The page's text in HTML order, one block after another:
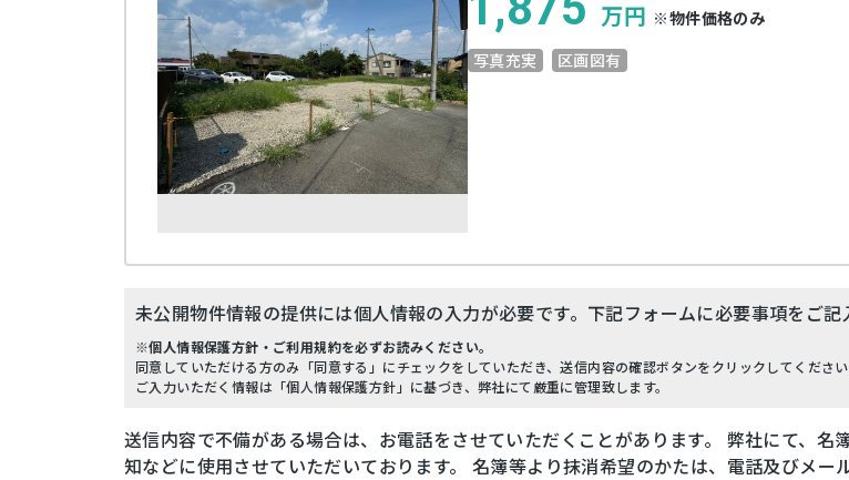
万円 ※物件価格のみ
写真充実
区画図有
未公開物件情報の提供には個人情報の入力が必要です。下記フォームに必要事項をご記
※個人情報保護方針・ご利用規約を必ずお読みください。
同意していただける方のみ「同意する」にチェックをしていただき、送信内容の確認ボタンをクリックしてください
ご入力いただく情報は「個人情報保護方針」に基づき、弊社にて厳重に管理致します。
送信内容で不備がある場合は、お電話をさせていただくことがあります。 弊社にて、
知などに使用させていただいております。 名簿等より抹消希望のかたは、電話及びメー